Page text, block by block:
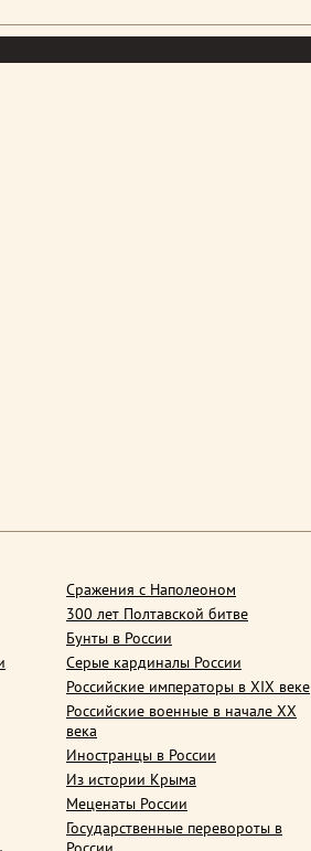
Сражения с Наполеоном
300 лет Полтавской битве
Бунты в России
Серые кардиналы России
Российские императоры в XIX веке
Российские военные в начале ХХ
века
Иностранцы в России
Из истории Крыма
Меценаты России
Государственные перевороты в